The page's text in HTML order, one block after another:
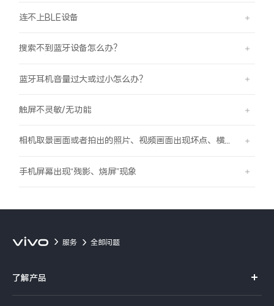
连不上BLE设备
搜索不到蓝牙设备怎么办？
蓝牙耳机音量过大或过小怎么办？
触屏不灵敏/无功能
相机取景画面或者拍出的照片、视频画面出现坏点、横线、竖线的现象
手机屏幕出现“残影、烧屏”现象
服务 全部问题
了解产品